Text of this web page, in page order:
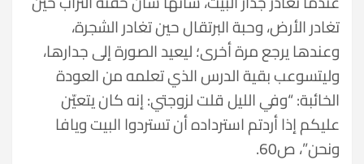
تغادر الأرض، وحبة البرتقال حين تغادر الشجرة،
وعندها يرجع مرة أخرى؛ ليعيد الصورة إلى جدارها،
وليتسوعب بقية الدرس الذي تعلمه من العودة
الخائبة: “وفي الليل قلت لزوجتي: إنه كان يتعيّن
عليكم إذا أردتم استرداده أن تستردوا البيت ويافا
ونحن”، ص60.